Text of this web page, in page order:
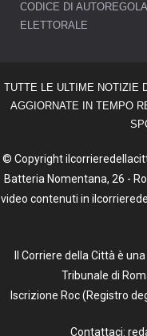
CODICE DI
ELETTORALE
TUTTE LE ULTIME NOTIZIE
AGGIORNATE IN TEMPO
© Copyright
Batteria Nomentana, 26 -
video contenuti in
Il Corriere della Città è
Tribunale di
Iscrizione Roc (Registro
Contattaci: